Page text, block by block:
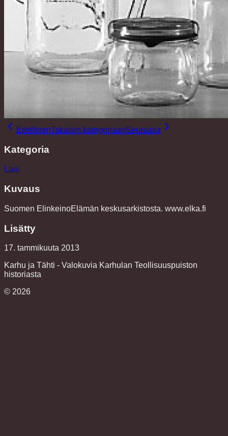
EdellinenTakaisin kategoriaanSeuraava
Kategoria
Lasi
Kuvaus
Suomen ElinkeinoElämän keskusarkistosta. www.elka.fi
Lisätty
17. tammikuuta 2013
Karhu ja Tähti - Valokuvia Karhulan Teollisuuspuiston
historiasta
© 2026